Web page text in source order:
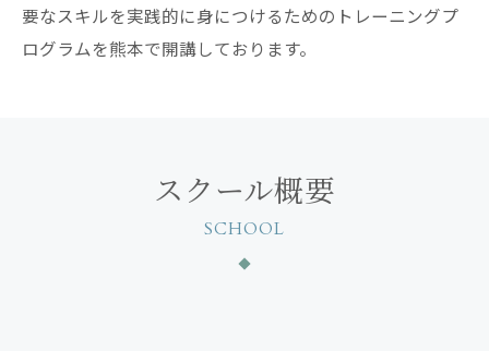
要なスキルを実践的に身につけるためのトレーニングプ
ログラムを熊本で開講しております。
スクール概要
SCHOOL